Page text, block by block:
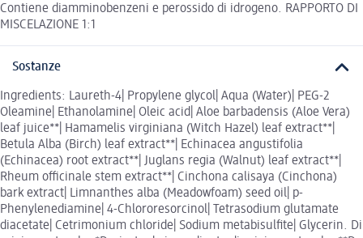
Contiene diamminobenzeni e perossido di idrogeno. RAPPORTO DI
MISCELAZIONE 1:1
Sostanze
Ingredients: Laureth-4| Propylene glycol| Aqua (Water)| PEG-2
Oleamine| Ethanolamine| Oleic acid| Aloe barbadensis (Aloe Vera)
leaf juice**| Hamamelis virginiana (Witch Hazel) leaf extract**|
Betula Alba (Birch) leaf extract**| Echinacea angustifolia
(Echinacea) root extract**| Juglans regia (Walnut) leaf extract**|
Rheum officinale stem extract**| Cinchona calisaya (Cinchona)
bark extract| Limnanthes alba (Meadowfoam) seed oil| p-
Phenylenediamine| 4-Chlororesorcinol| Tetrasodium glutamate
diacetate| Cetrimonium chloride| Sodium metabisulfite| Glycerin. Di